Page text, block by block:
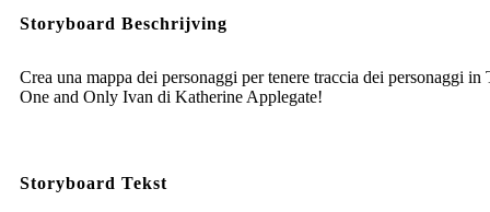
Storyboard Beschrijving
Crea una mappa dei personaggi per tenere traccia dei personaggi in
One and Only Ivan di Katherine Applegate!
Storyboard Tekst